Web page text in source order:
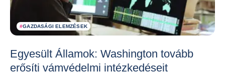
#GAZDASÁGI ELEMZÉSEK
Egyesült Államok: Washington tovább
erősíti vámvédelmi intézkedéseit